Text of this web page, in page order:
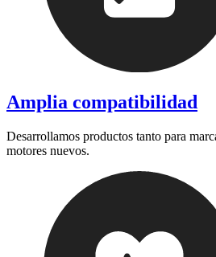
Amplia compatibilidad
Desarrollamos productos tanto para
motores nuevos.